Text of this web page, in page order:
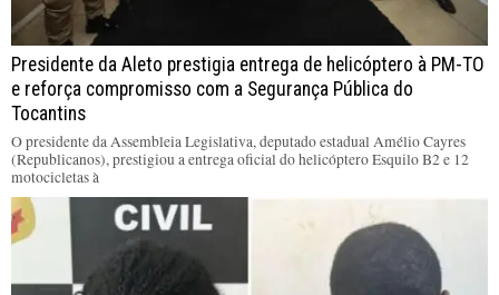
Presidente da Aleto prestigia entrega de helicóptero à PM-TO
e reforça compromisso com a Segurança Pública do
Tocantins
O presidente da Assembleia Legislativa, deputado estadual Amélio Cayres
(Republicanos), prestigiou a entrega oficial do helicóptero Esquilo B2 e 12
motocicletas à